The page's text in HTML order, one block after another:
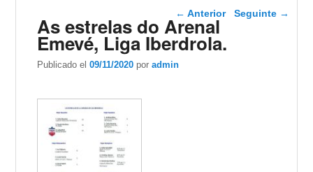
Navegador de artigos
← Anterior Seguinte →
As estrelas do Arenal
Emevé, Liga Iberdrola.
Publicado el09/11/2020 poradmin